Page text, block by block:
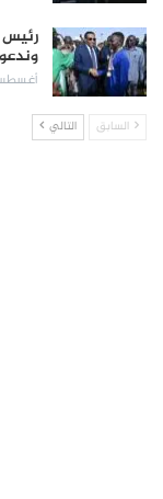
رئيس
أغسطس 6,
السابق التالي